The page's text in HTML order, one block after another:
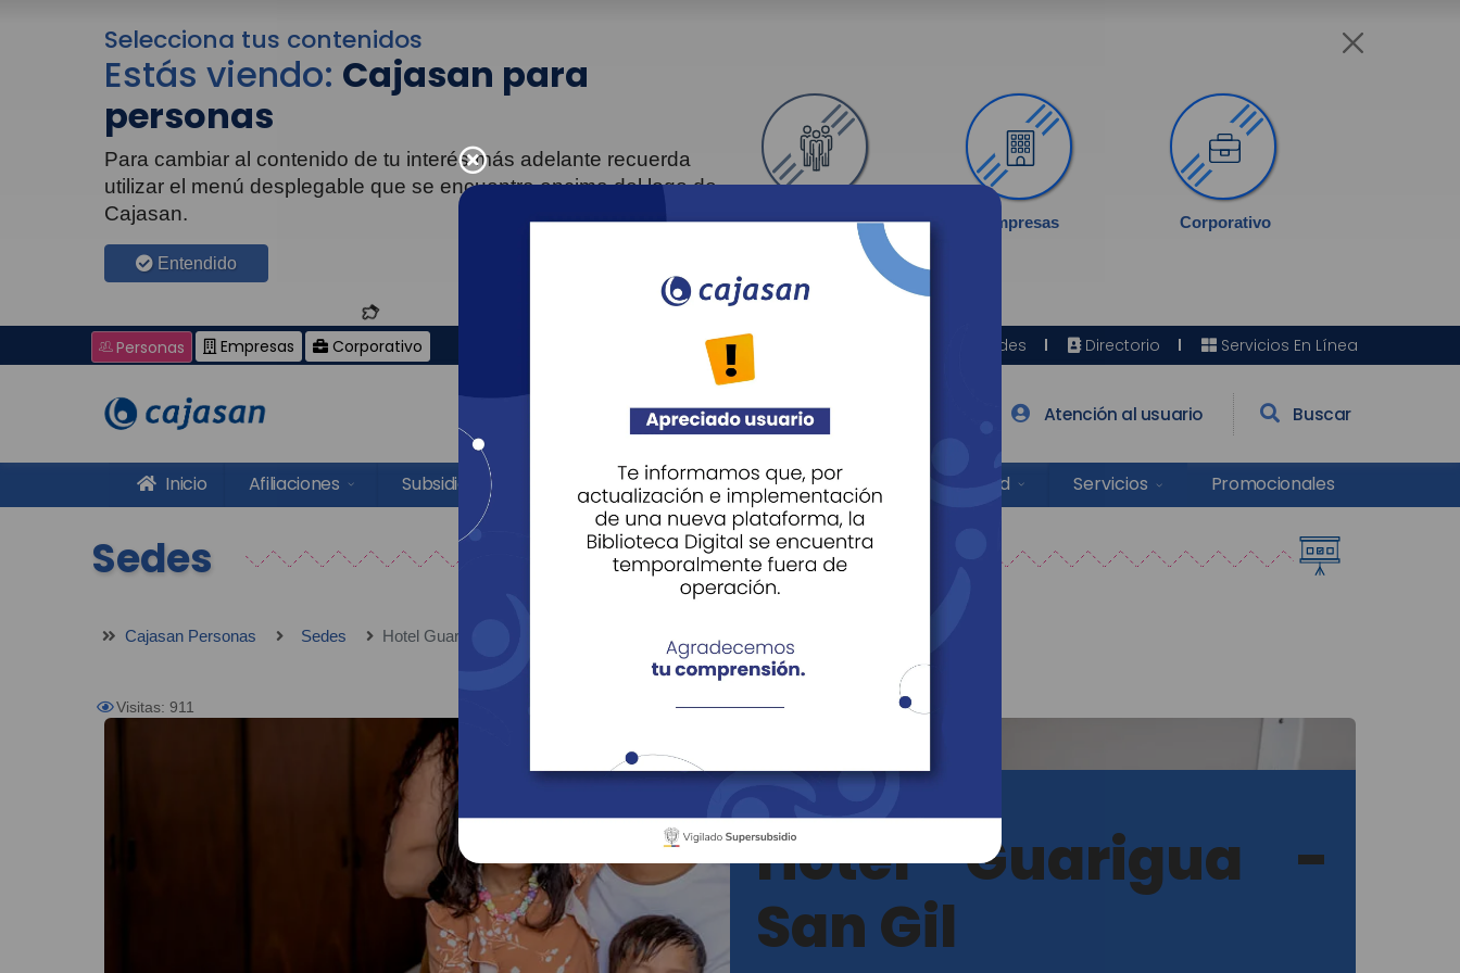
Selecciona tus contenidos
Estás viendo: Cajasan para
personas
Para cambiar al contenido de tu interés más adelante recuerda
utilizar el menú desplegable que se encuentra encima del logo de
Cajasan.
Entendido
Personas Empresas Corporativo
Personas Empresas Corporativo Sedes Directorio Servicios En Línea
Agéndate Atención al usuario Buscar
Inicio Afiliaciones Subsidios Recreación Educación Cultura Salud Servicios Promocionales
Sedes
Cajasan Personas Sedes Hotel Guarigua - San Gil
Visitas: 911
Hotel Guarigua -
San Gil